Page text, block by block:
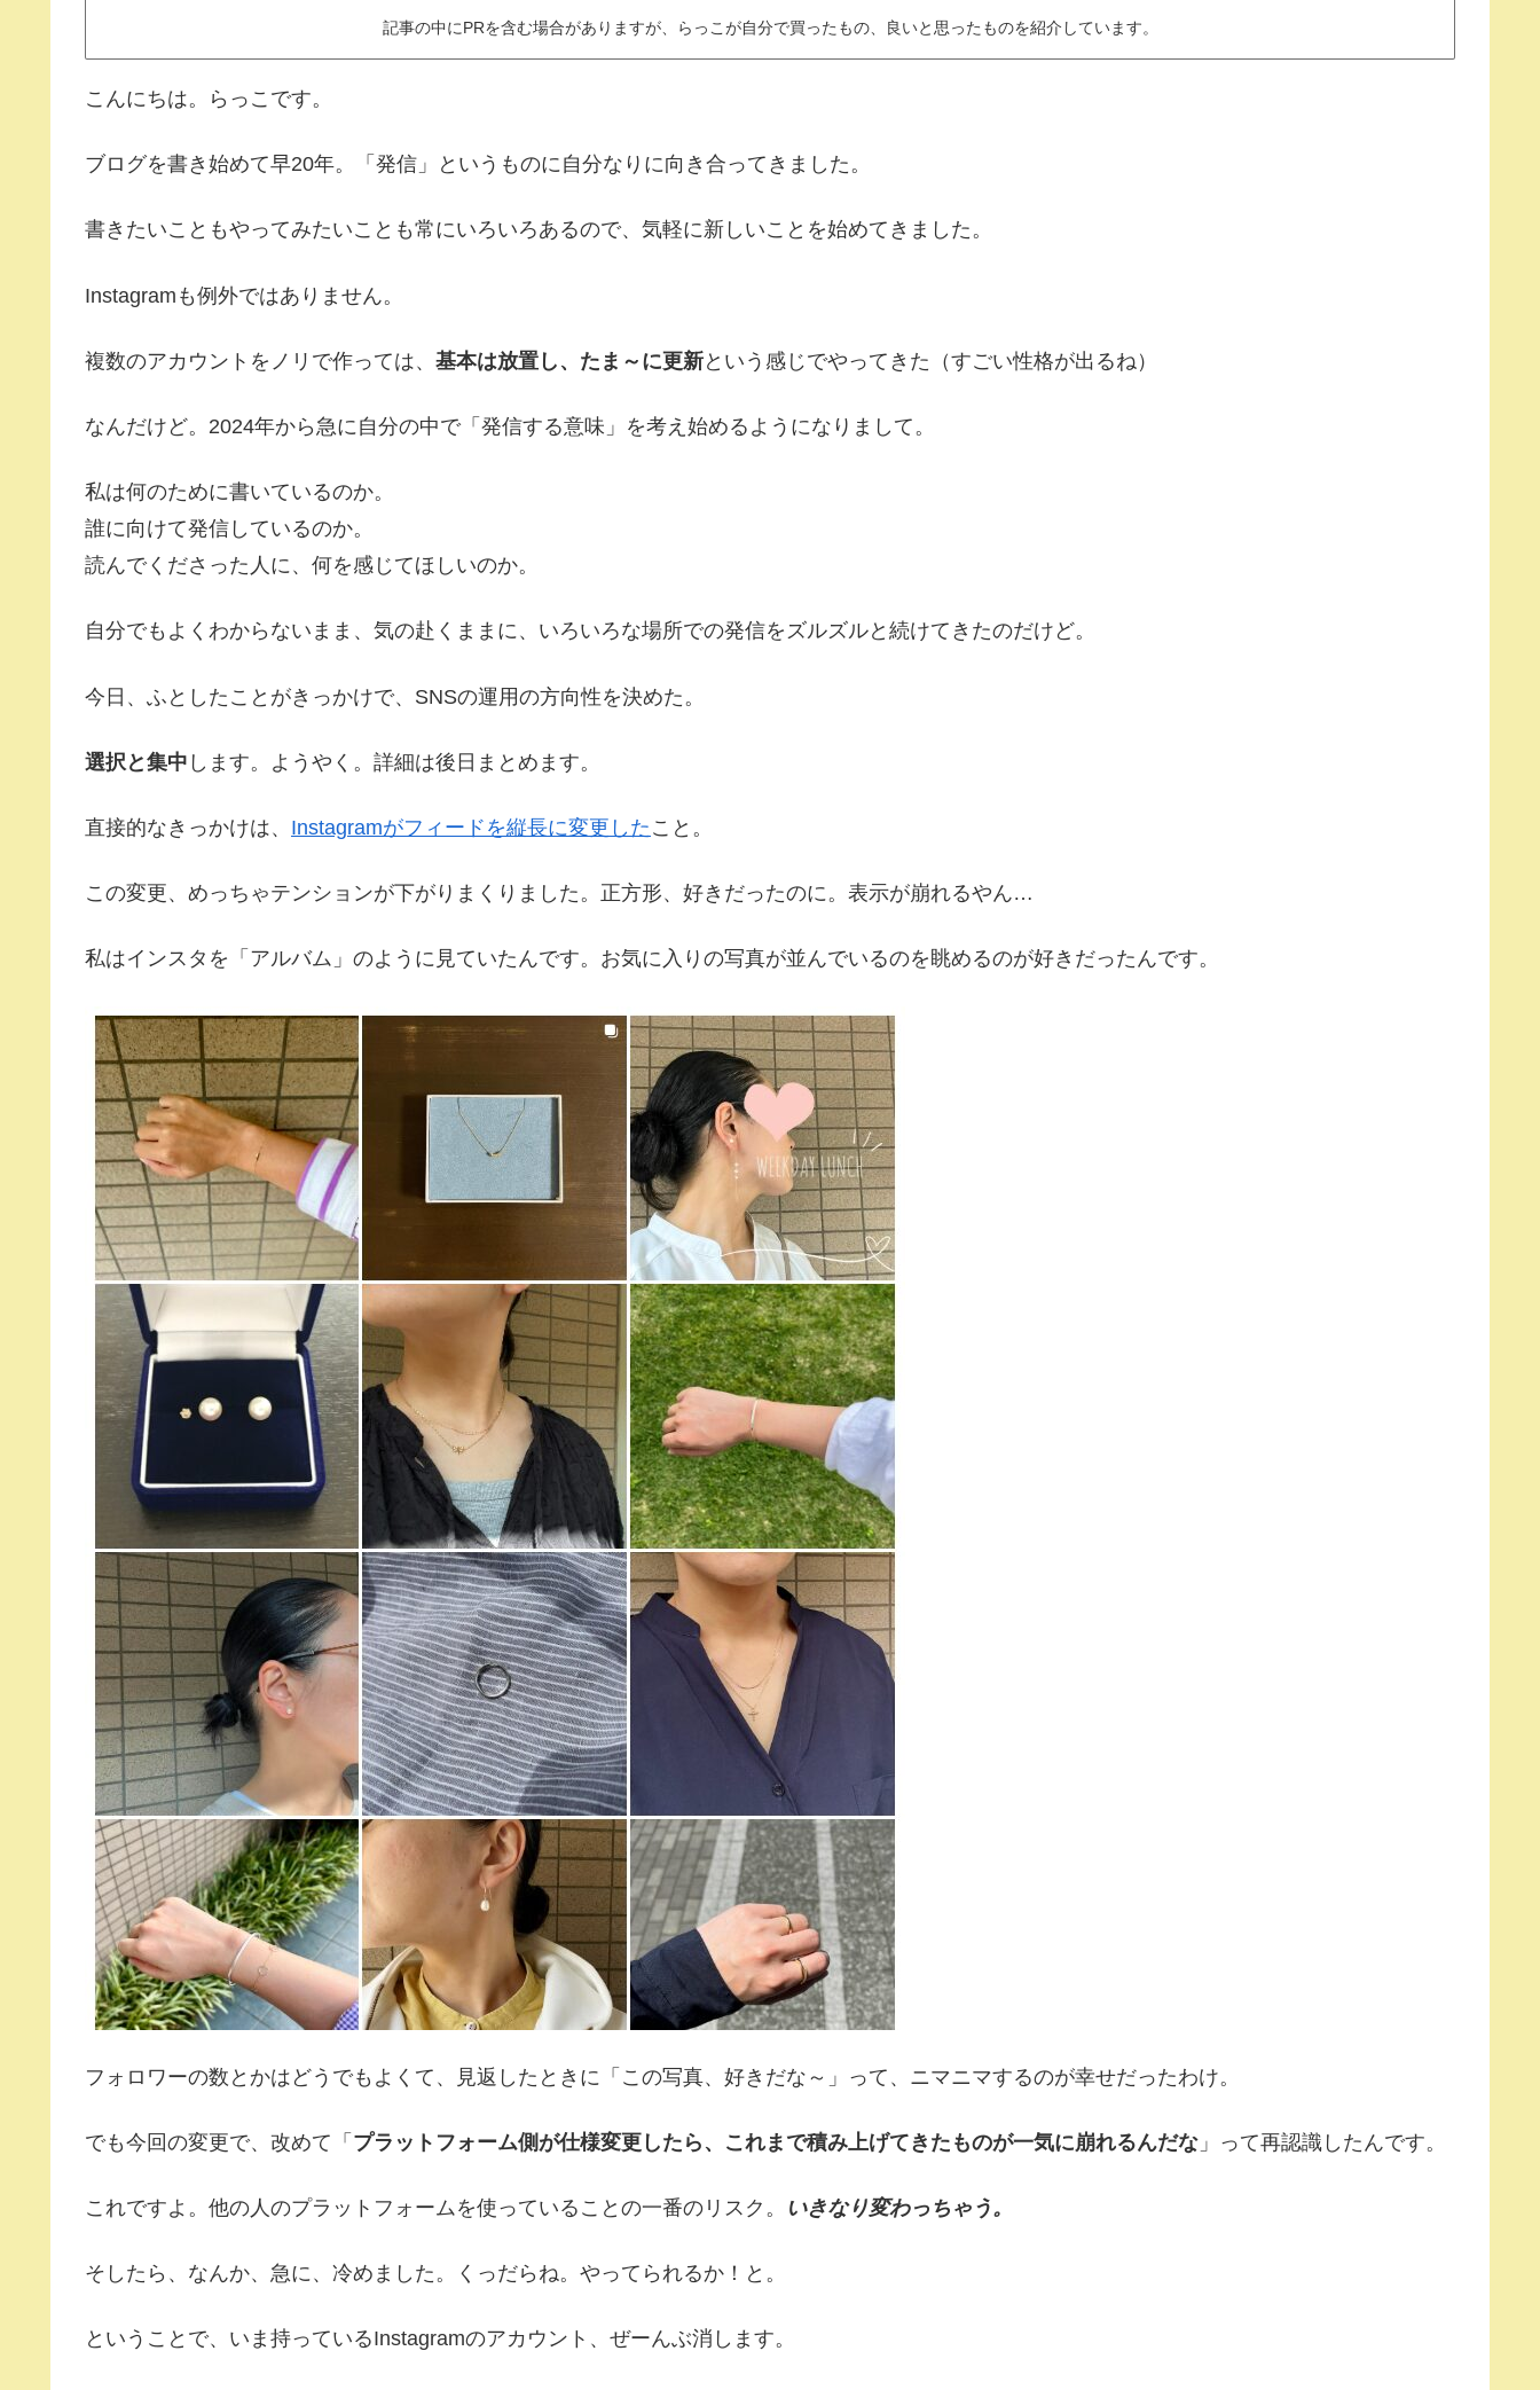
記事の中にPRを含む場合がありますが、らっこが自分で買ったもの、良いと思ったものを紹介しています。
こんにちは。らっこです。
ブログを書き始めて早20年。「発信」というものに自分なりに向き合ってきました。
書きたいこともやってみたいことも常にいろいろあるので、気軽に新しいことを始めてきました。
Instagramも例外ではありません。
複数のアカウントをノリで作っては、 基本は放置し、たま～に更新という感じでやってきた（すごい性格が出るね）
なんだけど。2024年から急に自分の中で「発信する意味」を考え始めるようになりまして。
私は何のために書いているのか。
誰に向けて発信しているのか。
読んでくださった人に、何を感じてほしいのか。
自分でもよくわからないまま、気の赴くままに、いろいろな場所での発信をズルズルと続けてきたのだけど。
今日、ふとしたことがきっかけで、SNSの運用の方向性を決めた。
選択と集中 します。ようやく。詳細は後日まとめます。
直接的なきっかけは、 Instagramがフィードを縦長に変更した こと。
この変更、めっちゃテンションが下がりまくりました。正方形、好きだったのに。表示が崩れるやん…
私はインスタを「アルバム」のように見ていたんです。お気に入りの写真が並んでいるのを眺めるのが好きだったんです。
フォロワーの数とかはどうでもよくて、見返したときに「この写真、好きだな～」って、ニマニマするのが幸せだったわけ。
でも今回の変更で、改めて「 プラットフォーム側が仕様変更したら、これまで積み上げてきたものが一気に崩れるんだな 」って再認識したんです。
これですよ。他の人のプラットフォームを使っていることの一番のリスク。 いきなり変わっちゃう。
そしたら、なんか、急に、冷めました。くっだらね。やってられるか！と。
ということで、いま持っているInstagramのアカウント、ぜーんぶ消します。